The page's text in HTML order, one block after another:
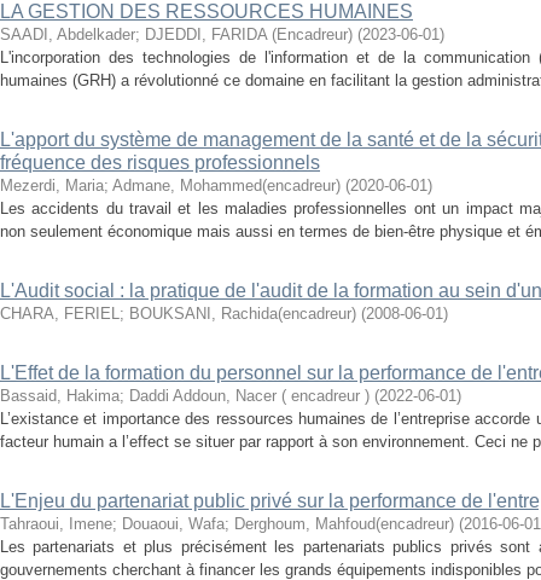
LA GESTION DES RESSOURCES HUMAINES
SAADI, Abdelkader; DJEDDI, FARIDA (Encadreur) (2023-06-01)
L'incorporation des technologies de l'information et de la
humaines (GRH) a révolutionné ce domaine en facilitant la gestion
L'apport du système de management de la santé et de la
fréquence des risques professionnels
Mezerdi, Maria; Admane, Mohammed(encadreur) (2020-06-01)
Les accidents du travail et les maladies professionnelles ont un impact
non seulement économique mais aussi en termes de bien-être physique et
L'Audit social : la pratique de l'audit de la formation au sein
CHARA, FERIEL; BOUKSANI, Rachida(encadreur) (2008-06-01)
L'Effet de la formation du personnel sur la performance de
Bassaid, Hakima; Daddi Addoun, Nacer ( encadreur ) (2022-06-01)
L’existance et importance des ressources humaines de l’entreprise
facteur humain a l’effect se situer par rapport à son environnement. Ceci ne
L'Enjeu du partenariat public privé sur la performance de
Tahraoui, Imene; Douaoui, Wafa; Derghoum, Mahfoud(encadreur) (2016-06-01
Les partenariats et plus précisément les partenariats publics privés
gouvernements cherchant à financer les grands équipements indisponibles